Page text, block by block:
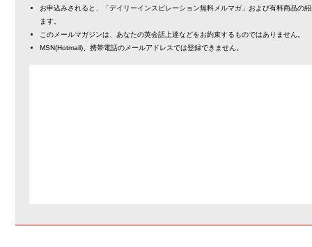
お申込みされると、「デイリーインスピレーション無料メルマガ」および有料商品の
ます。
このメールマガジンは、あなたの英会話上達などをお約束するものではありません。
MSN(Hotmail)、携帯電話のメールアドレスでは登録できません。